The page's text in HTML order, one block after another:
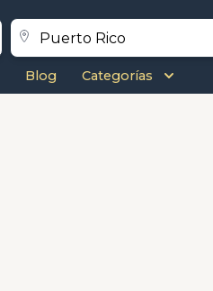
Blog Categorías